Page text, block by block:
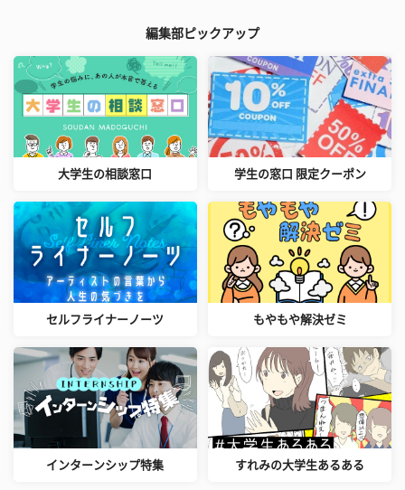
編集部ピックアップ
大学生の相談窓口 学生の窓口 限定クーポン
セルフライナーノーツ もやもや解決ゼミ
インターンシップ特集 すれみの大学生あるある